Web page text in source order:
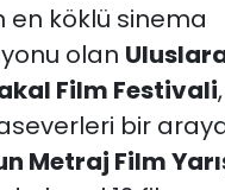
en köklü sinema
olan
Film Festivali
bir
Metraj Film